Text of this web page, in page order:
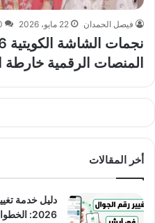
فيصل الحمدان 22 مايو، 2026
المنصات الرقمية خارطة
أخر المقالات
دليل خدمة
2026: الخطوات والشروط والتفعيل الفوري